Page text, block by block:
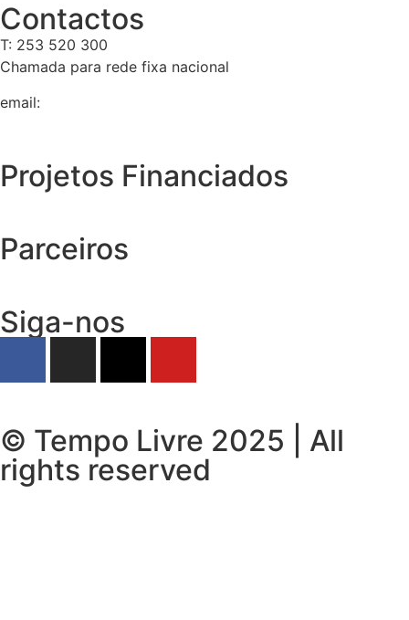
Contactos
T: 253 520 300
Chamada para rede fixa nacional
email:
Projetos Financiados
Parceiros
Siga-nos
© Tempo Livre 2025 | All
rights reserved